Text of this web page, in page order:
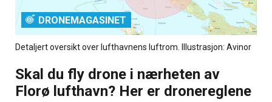
DRONEMAGASINET
Detaljert oversikt over lufthavnens luftrom. Illustrasjon: Avinor
Skal du fly drone i nærheten av
Florø lufthavn? Her er dronereglene